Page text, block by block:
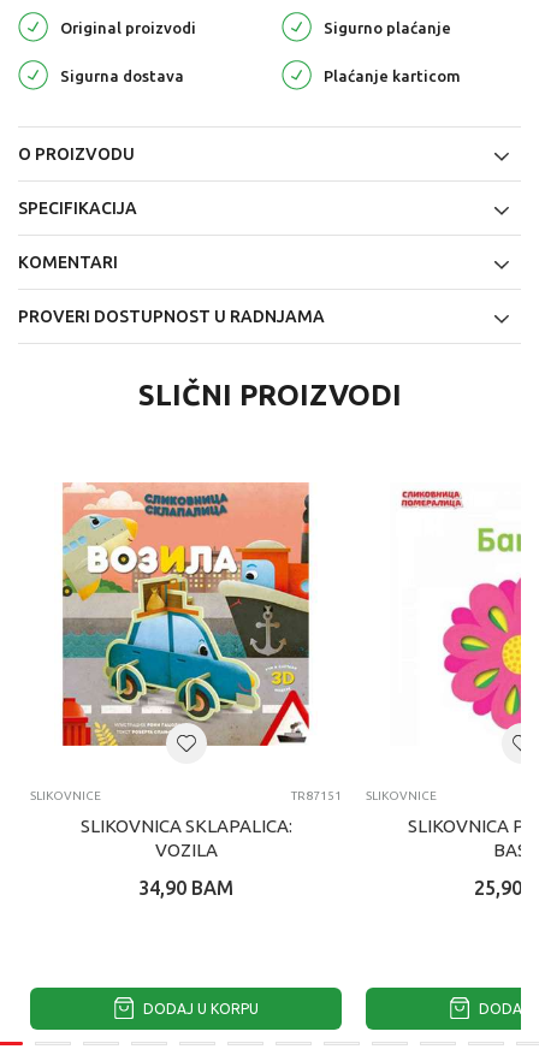
Original proizvodi Sigurno plaćanje
Sigurna dostava Plaćanje karticom
O PROIZVODU
SPECIFIKACIJA
KOMENTARI
PROVERI DOSTUPNOST U RADNJAMA
SLIČNI PROIZVODI
SLIKOVNICE TR87151
SLIKOVNICA SKLAPALICA:
VOZILA
34,90 BAM
DODAJ U KORPU
SLIKOVNICE
SLIKOVNICA
25,90
DODAJ